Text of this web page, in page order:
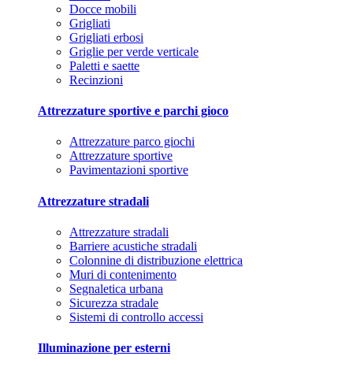
Docce mobili
Grigliati
Grigliati erbosi
Griglie per verde verticale
Paletti e saette
Recinzioni
Attrezzature sportive e parchi gioco
Attrezzature parco giochi
Attrezzature sportive
Pavimentazioni sportive
Attrezzature stradali
Attrezzature stradali
Barriere acustiche stradali
Colonnine di distribuzione elettrica
Muri di contenimento
Segnaletica urbana
Sicurezza stradale
Sistemi di controllo accessi
Illuminazione per esterni